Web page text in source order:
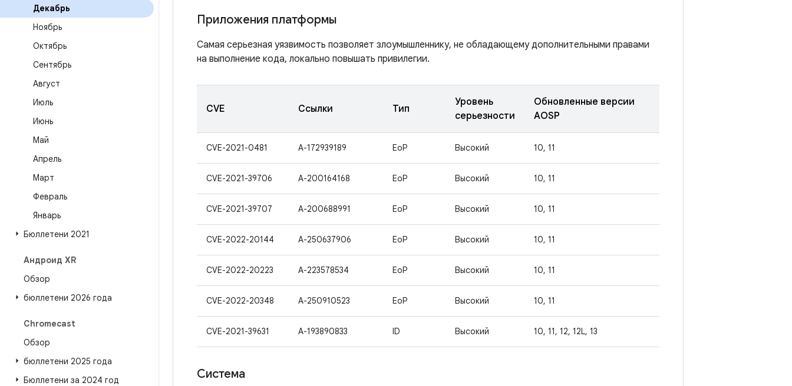
Декабрь
Ноябрь
Октябрь
Сентябрь
Август
Июль
Июнь
Май
Апрель
Март
Февраль
Январь
Бюллетени 2021
Андроид XR
Обзор
бюллетени 2026 года
Chromecast
Обзор
бюллетени 2025 года
Бюллетени за 2024 год
Приложения платформы
Самая серьезная уязвимость позволяет злоумышленнику, не обладающему дополнительными правами
на выполнение кода, локально повышать привилегии.
CVE Ссылки Тип
Уровень
серьезности
Обновленные версии
AOSP
CVE-2021-0481 A-172939189 EoP Высокий 10, 11
CVE-2021-39706 A-200164168 EoP Высокий 10, 11
CVE-2021-39707 A-200688991 EoP Высокий 10, 11
CVE-2022-20144 A-250637906 EoP Высокий 10, 11
CVE-2022-20223 A-223578534 EoP Высокий 10, 11
CVE-2022-20348 A-250910523 EoP Высокий 10, 11
CVE-2021-39631 A-193890833 ID Высокий 10, 11, 12, 12L, 13
Система